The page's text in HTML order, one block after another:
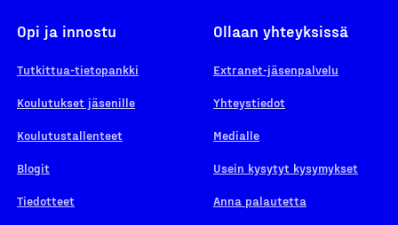
Opi ja innostu
Tutkittua-tietopankki
Koulutukset jäsenille
Koulutustallenteet
Blogit
Tiedotteet
Ollaan yhteyksissä
Extranet-jäsenpalvelu
Yhteystiedot
Medialle
Usein kysytyt kysymykset
Anna palautetta